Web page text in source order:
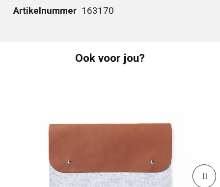
Artikelnummer 163170
Ook voor jou?